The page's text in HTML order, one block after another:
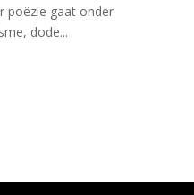
poëzie gaat onder
dode...